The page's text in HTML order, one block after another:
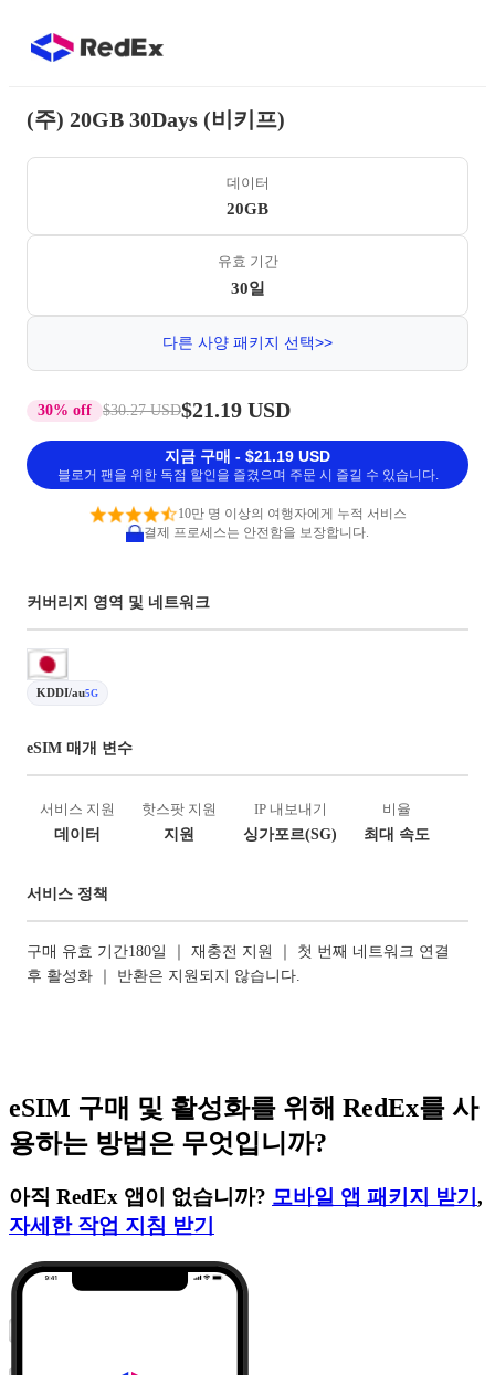
(주) 20GB 30Days (비키프)
데이터
20GB
유효 기간
30일
다른 사양 패키지 선택>>
30% off $30.27 USD$21.19 USD
지금 구매 - $21.19 USD
블로거 팬을 위한 독점 할인을 즐겼으며 주문 시 즐길 수 있습니다.
10만 명 이상의 여행자에게 누적 서비스
결제 프로세스는 안전함을 보장합니다.
커버리지 영역 및 네트워크
KDDI/au5G
eSIM 매개 변수
서비스 지원
데이터
핫스팟 지원
지원
IP 내보내기
싱가포르(SG)
비율
최대 속도
서비스 정책
구매 유효 기간180일 ｜ 재충전 지원 ｜ 첫 번째 네트워크 연결
후 활성화 ｜ 반환은 지원되지 않습니다.
eSIM 구매 및 활성화를 위해 RedEx를 사
용하는 방법은 무엇입니까?
아직 RedEx 앱이 없습니까? 모바일 앱 패키지 받기 ,
자세한 작업 지침 받기